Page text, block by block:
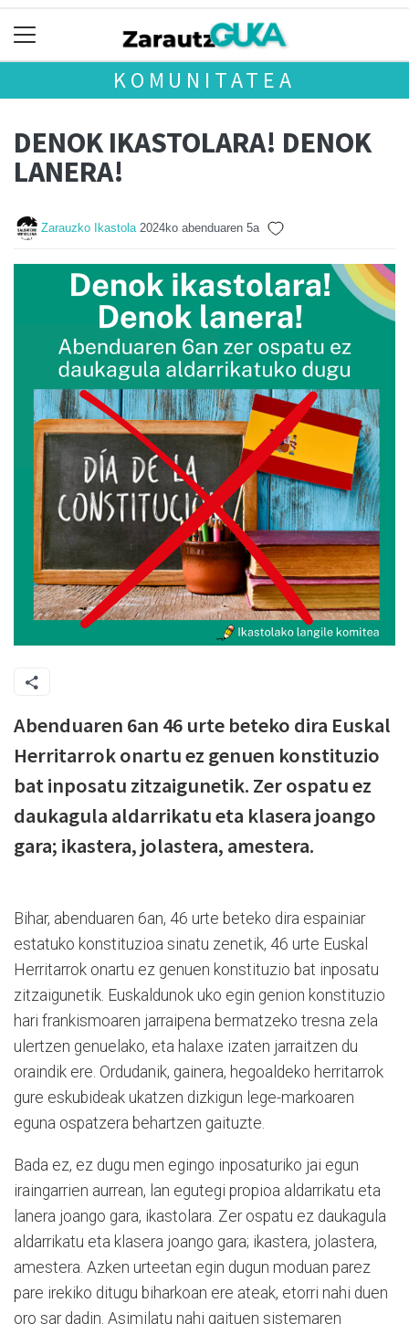
KOMUNITATEA
DENOK IKASTOLARA! DENOK
LANERA!
Zarauzko Ikastola 2024ko abenduaren 5a
Abenduaren 6an 46 urte beteko dira Euskal
Herritarrok onartu ez genuen konstituzio
bat inposatu zitzaigunetik. Zer ospatu ez
daukagula aldarrikatu eta klasera joango
gara; ikastera, jolastera, amestera.
Bihar, abenduaren 6an, 46 urte beteko dira espainiar
estatuko konstituzioa sinatu zenetik, 46 urte Euskal
Herritarrok onartu ez genuen konstituzio bat inposatu
zitzaigunetik. Euskaldunok uko egin genion konstituzio
hari frankismoaren jarraipena bermatzeko tresna zela
ulertzen genuelako, eta halaxe izaten jarraitzen du
oraindik ere. Ordudanik, gainera, hegoaldeko herritarrok
gure eskubideak ukatzen dizkigun lege-markoaren
eguna ospatzera behartzen gaituzte.
Bada ez, ez dugu men egingo inposaturiko jai egun
iraingarrien aurrean, lan egutegi propioa aldarrikatu eta
lanera joango gara, ikastolara. Zer ospatu ez daukagula
aldarrikatu eta klasera joango gara; ikastera, jolastera,
amestera. Azken urteetan egin dugun moduan parez
pare irekiko ditugu biharkoan ere ateak, etorri nahi duen
oro sar dadin. Asimilatu nahi gaituen sistemaren